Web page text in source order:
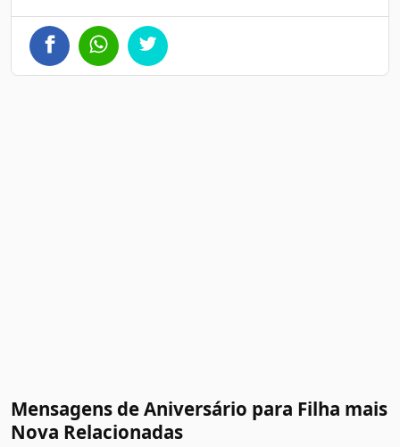
Mensagens de Aniversário para Filha mais
Nova Relacionadas